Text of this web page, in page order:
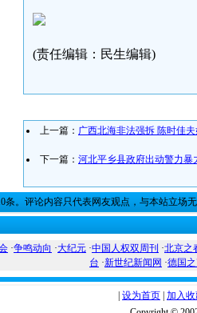
(责任编辑：民生编辑)
上一篇： 广西北海非法强拆 陈时佳
下一篇： 河北平乡县政府出动警力暴
条。评论内容只代表网友观点，与本站立场
·争鸣动向 ·大纪元 ·中国人权双周刊 ·北京之
台 ·新世纪新闻网 ·德国
设为首页 加入